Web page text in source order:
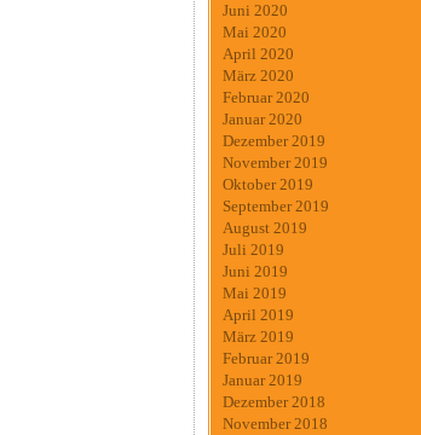
Juni 2020
Mai 2020
April 2020
März 2020
Februar 2020
Januar 2020
Dezember 2019
November 2019
Oktober 2019
September 2019
August 2019
Juli 2019
Juni 2019
Mai 2019
April 2019
März 2019
Februar 2019
Januar 2019
Dezember 2018
November 2018